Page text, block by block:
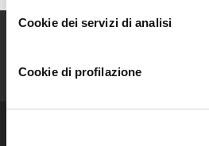
Cookie dei servizi di analisi
Cookie di profilazione
ISCRIVITI ALLA
Resta aggiornato sulle storie e le